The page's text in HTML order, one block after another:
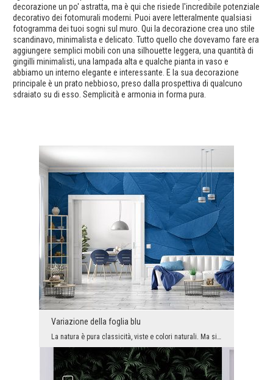
decorazione un po' astratta, ma è qui che risiede l'incredibile potenziale
decorativo dei fotomurali moderni. Puoi avere letteralmente qualsiasi
fotogramma dei tuoi sogni sul muro. Qui la decorazione crea uno stile
scandinavo, minimalista e delicato. Tutto quello che dovevamo fare era
aggiungere semplici mobili con una silhouette leggera, una quantità di
gingilli minimalisti, una lampada alta e qualche pianta in vaso e
abbiamo un interno elegante e interessante. E la sua decorazione
principale è un prato nebbioso, preso dalla prospettiva di qualcuno
sdraiato su di esso. Semplicità e armonia in forma pura.
Variazione della foglia blu
La natura è pura classicità, viste e colori naturali. Ma si scopre che si può trarre ispirazione ...